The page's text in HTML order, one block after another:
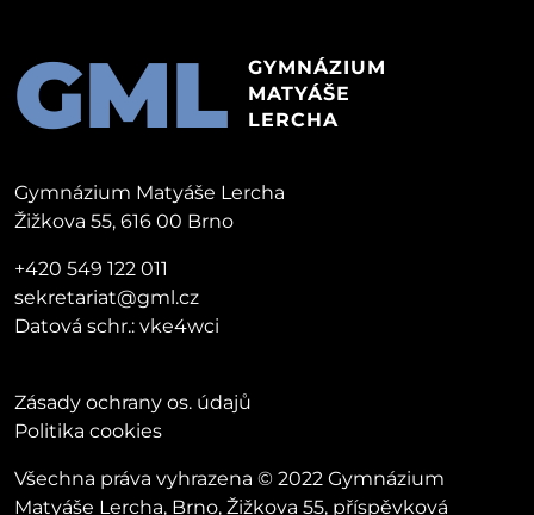
GML
GYMNÁZIUM
MATYÁŠE
LERCHA
Gymnázium Matyáše Lercha
Žižkova 55, 616 00 Brno
+420 549 122 011
sekretariat@gml.cz
Datová schr.: vke4wci
Zásady ochrany os. údajů
Politika cookies
Všechna práva vyhrazena © 2022 Gymnázium
Matyáše Lercha, Brno, Žižkova 55, příspěvková